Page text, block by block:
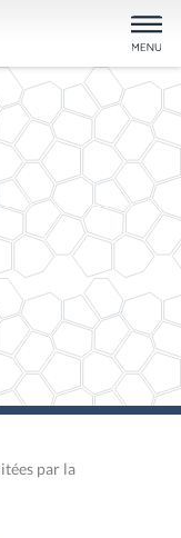
par la